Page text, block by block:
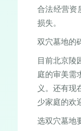
合法经营资
损失。
双穴墓地的
目前北京陵
庭的审美需
义。还有现
少家庭的欢
选双穴墓地